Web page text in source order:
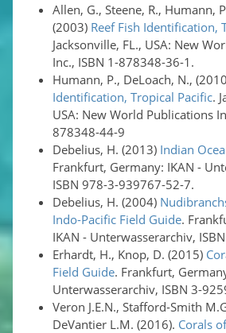
Allen, G., Steene, R., Humann,
(2003) Reef Fish Identification,
Jacksonville, FL., USA: New
Inc., ISBN 1-878348-36-1.
Humann, P., DeLoach, N.,
Identification, Tropical Pacific.
USA: New World Publications
878348-44-9
Debelius, H. (2013) Indian
Frankfurt, Germany: IKAN -
ISBN 978-3-939767-52-7.
Debelius, H. (2004)
Indo-Pacific Field Guide.
IKAN - Unterwasserarchiv,
Erhardt, H., Knop, D. (2015)
Field Guide. Frankfurt,
Unterwasserarchiv, ISBN 3-
Veron J.E.N., Stafford-Smith
DeVantier L.M. (2016). Corals